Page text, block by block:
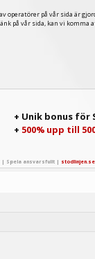
operatörer på vår sida är
på vår sida, kan vi
+ Unik bonus för
+ 500% upp till
| Spela ansvarsfullt | stodlinjen.se